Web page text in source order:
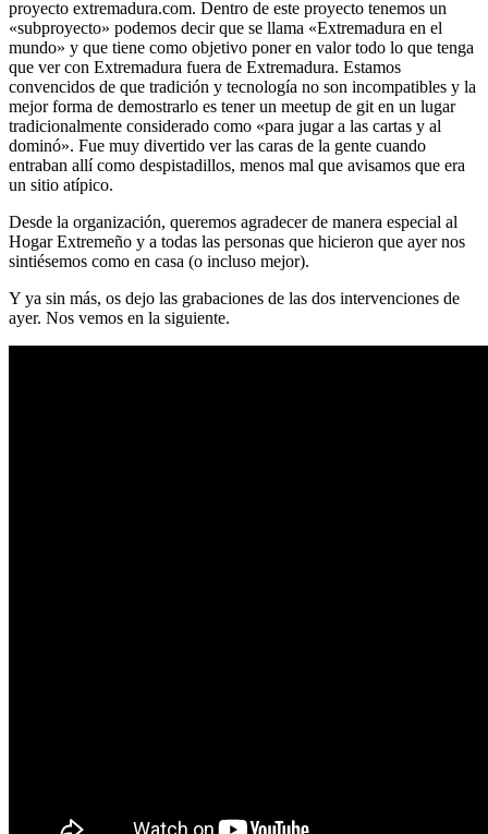
proyecto extremadura.com. Dentro de este proyecto tenemos un
«subproyecto» podemos decir que se llama «Extremadura en el
mundo» y que tiene como objetivo poner en valor todo lo que tenga
que ver con Extremadura fuera de Extremadura. Estamos
convencidos de que tradición y tecnología no son incompatibles y la
mejor forma de demostrarlo es tener un meetup de git en un lugar
tradicionalmente considerado como «para jugar a las cartas y al
dominó». Fue muy divertido ver las caras de la gente cuando
entraban allí como despistadillos, menos mal que avisamos que era
un sitio atípico.
Desde la organización, queremos agradecer de manera especial al
Hogar Extremeño y a todas las personas que hicieron que ayer nos
sintiésemos como en casa (o incluso mejor).
Y ya sin más, os dejo las grabaciones de las dos intervenciones de
ayer. Nos vemos en la siguiente.